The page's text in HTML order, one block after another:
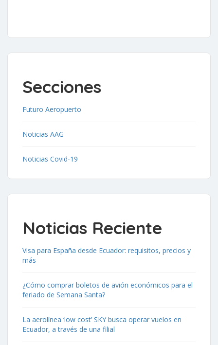
Secciones
Futuro Aeropuerto
Noticias AAG
Noticias Covid-19
Noticias Reciente
Visa para España desde Ecuador: requisitos, precios y
más
¿Cómo comprar boletos de avión económicos para el
feriado de Semana Santa?
La aerolínea ‘low cost’ SKY busca operar vuelos en
Ecuador, a través de una filial